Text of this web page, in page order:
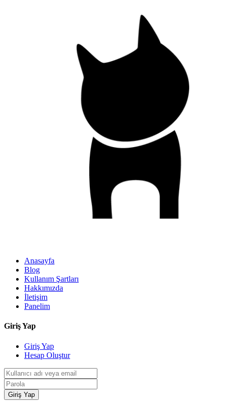
Anasayfa
Blog
Kullanım Şartları
Hakkımızda
İletişim
Panelim
Giriş Yap
Giriş Yap
Hesap Oluştur
Giriş Yap